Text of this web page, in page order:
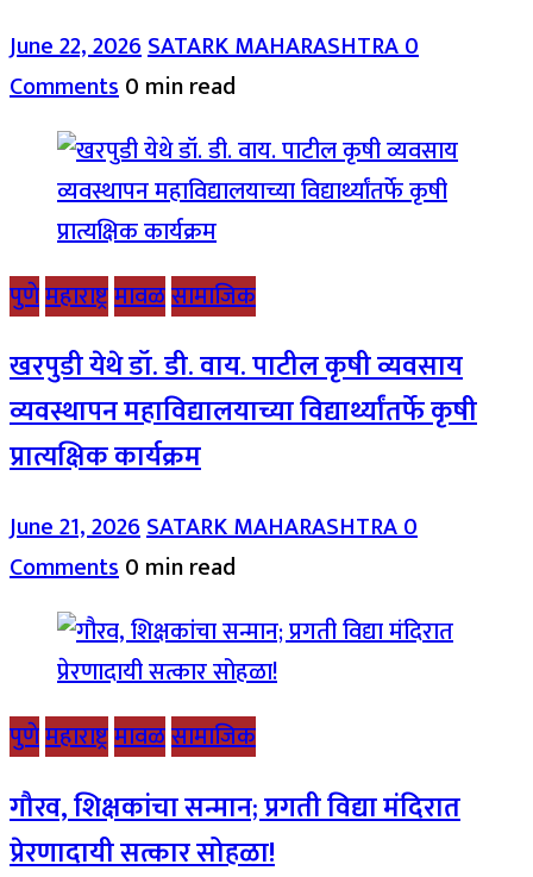
June 22, 2026SATARK MAHARASHTRA0
Comments0 min read
पुणेमहाराष्ट्रमावळसामाजिक
खरपुडी येथे डॉ. डी. वाय. पाटील कृषी व्यवसाय
व्यवस्थापन महाविद्यालयाच्या विद्यार्थ्यांतर्फे कृषी
प्रात्यक्षिक कार्यक्रम
June 21, 2026SATARK MAHARASHTRA0
Comments0 min read
पुणेमहाराष्ट्रमावळसामाजिक
गौरव, शिक्षकांचा सन्मान; प्रगती विद्या मंदिरात
प्रेरणादायी सत्कार सोहळा!